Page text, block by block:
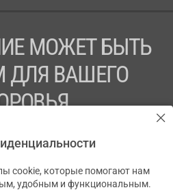
МОЖЕТ БЫТЬ
ДЛЯ ВАШЕГО
ПРЕПАРАТА
С ВРАЧОМ
Код ЄДРПОУ 43631965.
cookie, которые помогают нам
удобным и функциональным.
✕